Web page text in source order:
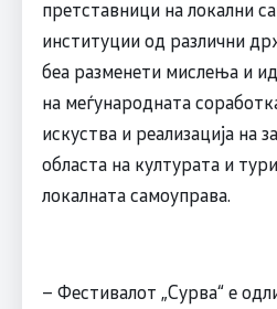
претставници на локални
институции од различни
беа разменети мислења и
на меѓународната
искуства и реализација на
областа на културата и
локалната самоуправа.
– Фестивалот „Сурва“ е